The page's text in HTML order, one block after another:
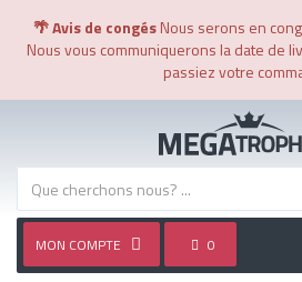
🌴 Avis de congésNous serons en
Nous vous communiquerons la date de
passiez votre
MON COMPTE 0